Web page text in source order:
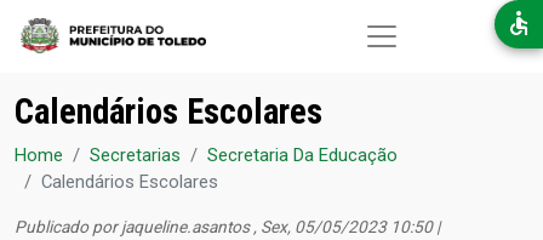
Pular para o conteúdo principal
Calendários Escolares
Home Secretarias
Secretaria Da Educação
Calendários Escolares
Publicado porjaqueline.asantos, Sex, 05/05/2023 10:50 |